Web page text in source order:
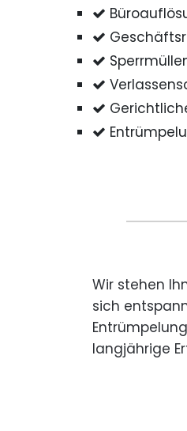
Wir stehen
sich
langjährige